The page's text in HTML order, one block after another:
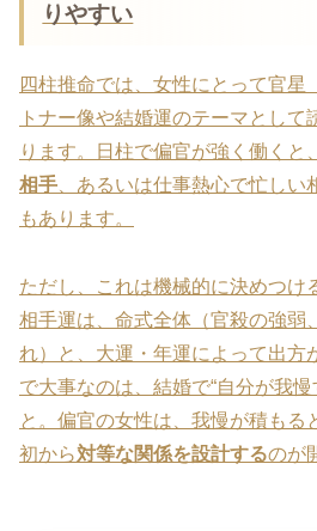
りやすい
四柱推命では、女性にとって官星
トナー像や結婚運のテーマとして
ります。日柱で偏官が強く働くと、
相手 、あるいは仕事熱心で忙しい
もあります。
ただし、これは機械的に決めつけ
相手運は、命式全体（官殺の強弱
れ）と、大運・年運によって出方
で大事なのは、結婚で“自分が我慢
と。偏官の女性は、我慢が積もる
初から対等な関係を設計するのが